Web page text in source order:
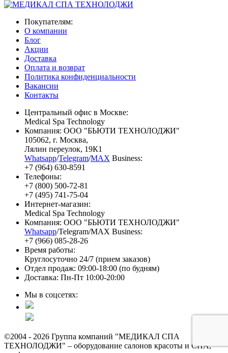
Покупателям:
О компании
Блог
Акции
Доставка
Оплата и возврат
Политика конфиденциальности
Вакансии
Контакты
Центральный офис в Москве:
Medical Spa Technology
Компания: ООО "БЬЮТИ ТЕХНОЛОДЖИ"
105062, г. Москва,
Лялин переулок, 19К1
Whatsapp/Telegram/MAX Business:
+7 (964) 630-8591
Телефоны:
+7 (800) 500-72-81
+7 (495) 741-75-04
Интернет-магазин:
Medical Spa Technology
Компания: ООО "БЬЮТИ ТЕХНОЛОДЖИ"
Whatsapp/Telegram/MAX Business:
+7 (966) 085-28-26
Время работы:
Круглосуточно 24/7 (прием заказов)
Отдел продаж: 09:00-18:00 (по будням)
Доставка: Пн-Пт 10:00-20:00
Мы в соцсетях:
©2004 - 2026 Группа компаний "МЕДИКАЛ СПА
ТЕХНОЛОДЖИ" – оборудование салонов красоты и СПА,